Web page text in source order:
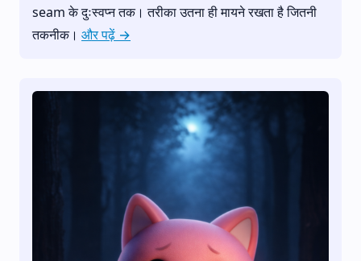
seam के दुःस्वप्न तक। तरीका उतना ही मायने रखता है जितनी
तकनीक। और पढ़ें →